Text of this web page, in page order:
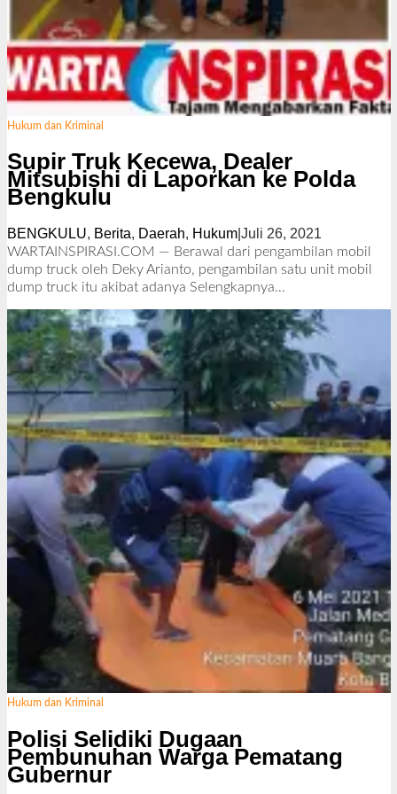
Hukum dan Kriminal
Supir Truk Kecewa, Dealer
Mitsubishi di Laporkan ke Polda
Bengkulu
BENGKULU, Berita, Daerah, Hukum| Juli 26, 2021
l
e
e
d
a
s
i
WARTAINSPIRASI.COM — Berawal dari pengambilan mobil
dump truck oleh Deky Arianto, pengambilan satu unit mobil
dump truck itu akibat adanya Selengkapnya…
Hukum dan Kriminal
Polisi Selidiki Dugaan
Pembunuhan Warga Pematang
Gubernur